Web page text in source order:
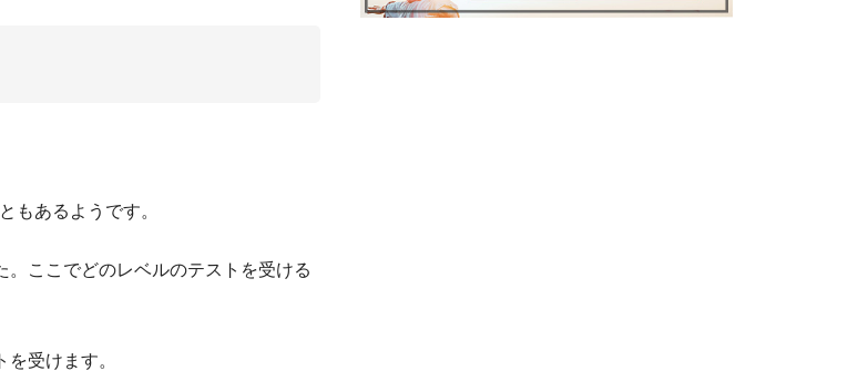
在住者が明かす本当のスウェーデンの治安情報と
食べ物７つを紹介！一度食べたら虜になるかも
もあるようです。
ここでどのレベルのテストを受ける
受けます。